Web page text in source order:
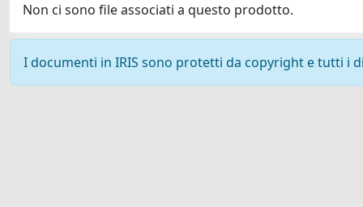
Non ci sono file associati a questo prodotto.
I documenti in IRIS sono protetti da copyright e tutti i